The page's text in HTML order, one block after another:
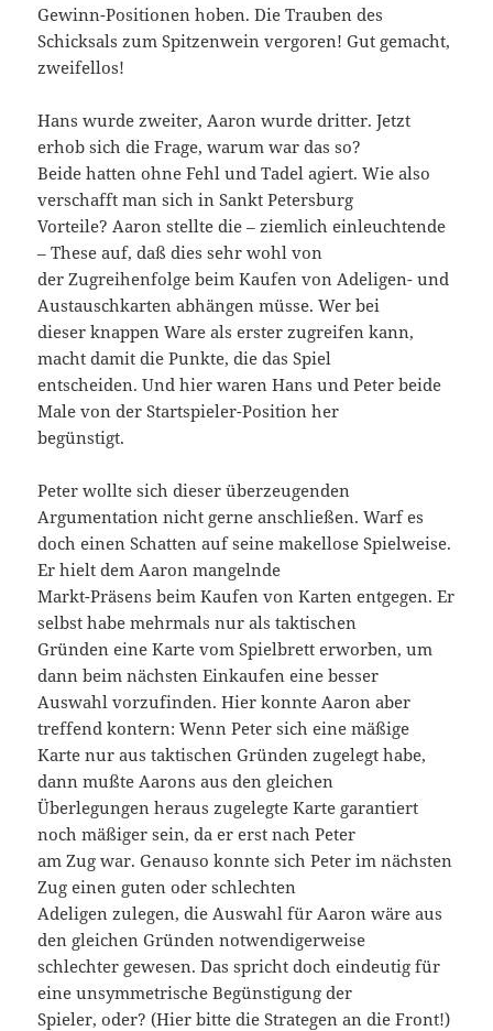
Gewinn-Positionen hoben. Die Trauben des
Schicksals zum Spitzenwein vergoren! Gut gemacht,
zweifellos!
Hans wurde zweiter, Aaron wurde dritter. Jetzt
erhob sich die Frage, warum war das so?
Beide hatten ohne Fehl und Tadel agiert. Wie also
verschafft man sich in Sankt Petersburg
Vorteile? Aaron stellte die – ziemlich einleuchtende
– These auf, daß dies sehr wohl von
der Zugreihenfolge beim Kaufen von Adeligen- und
Austauschkarten abhängen müsse. Wer bei
dieser knappen Ware als erster zugreifen kann,
macht damit die Punkte, die das Spiel
entscheiden. Und hier waren Hans und Peter beide
Male von der Startspieler-Position her
begünstigt.
Peter wollte sich dieser überzeugenden
Argumentation nicht gerne anschließen. Warf es
doch einen Schatten auf seine makellose Spielweise.
Er hielt dem Aaron mangelnde
Markt-Präsens beim Kaufen von Karten entgegen. Er
selbst habe mehrmals nur als taktischen
Gründen eine Karte vom Spielbrett erworben, um
dann beim nächsten Einkaufen eine besser
Auswahl vorzufinden. Hier konnte Aaron aber
treffend kontern: Wenn Peter sich eine mäßige
Karte nur aus taktischen Gründen zugelegt habe,
dann mußte Aarons aus den gleichen
Überlegungen heraus zugelegte Karte garantiert
noch mäßiger sein, da er erst nach Peter
am Zug war. Genauso konnte sich Peter im nächsten
Zug einen guten oder schlechten
Adeligen zulegen, die Auswahl für Aaron wäre aus
den gleichen Gründen notwendigerweise
schlechter gewesen. Das spricht doch eindeutig für
eine unsymmetrische Begünstigung der
Spieler, oder? (Hier bitte die Strategen an die Front!)